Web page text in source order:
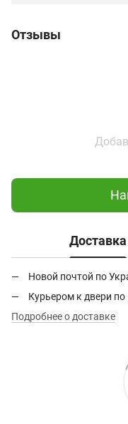
Отзывы
Доставка
Новой почтой по
Курьером к двери
Подробнее о доставке